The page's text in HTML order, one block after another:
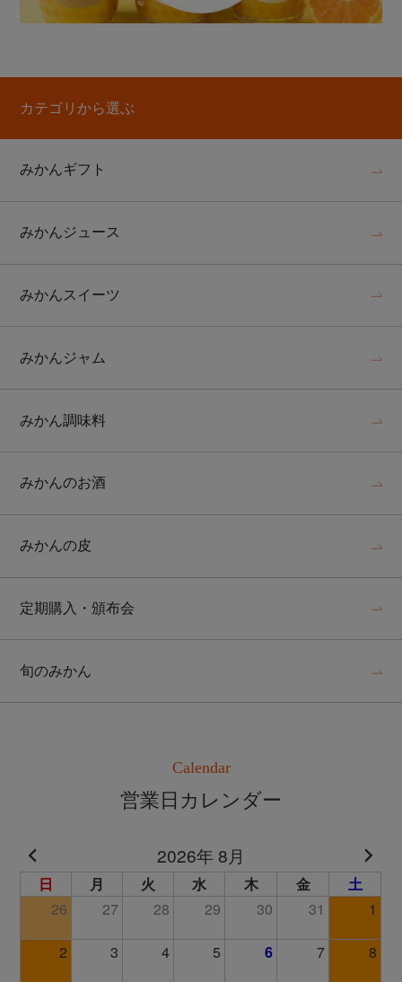
カテゴリから選ぶ
みかんギフト
みかんジュース
みかんスイーツ
みかんジャム
みかん調味料
みかんのお酒
みかんの皮
定期購入・頒布会
旬のみかん
Calendar
営業日カレンダー